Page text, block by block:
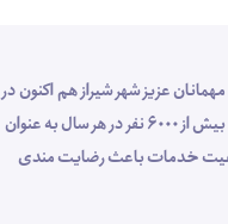
بخصوص مهمانان عزیز شهر شیراز هم اکنون در
جایگاه ارزشمندی در صنعت گردشگری کشور قرار دارد ، بطوری که با پرسنل کارآزموده خود طی 10 سال اخیر با برگزاری تور های شیراز گردی برای بیش از 6000 نفر در هر سال به عنوان
کیفیت خدمات باعث رضایت مندی